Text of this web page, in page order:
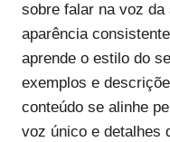
sobre falar na voz da
aparência
aprende o estilo do
exemplos e
conteúdo se alinhe
voz único e detalhes